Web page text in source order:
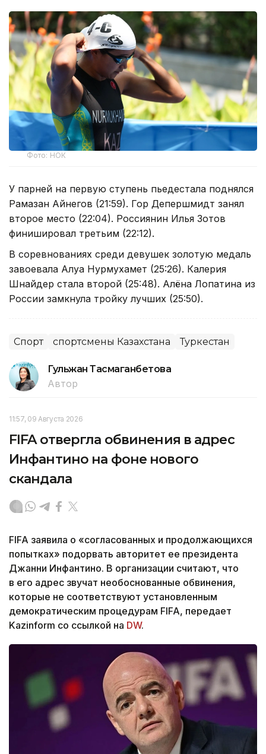
Фото: НОК
У парней на первую ступень пьедестала поднялся
Рамазан Айнегов (21:59). Гор Депершмидт занял
второе место (22:04). Россиянин Илья Зотов
финишировал третьим (22:12).
В соревнованиях среди девушек золотую медаль
завоевала Алуа Нурмухамет (25:26). Калерия
Шнайдер стала второй (25:48). Алёна Лопатина из
России замкнула тройку лучших (25:50).
Спорт спортсмены Казахстана Туркестан
Гульжан Тасмаганбетова
Автор
11:57, 09 Августа 2026
FIFA отвергла обвинения в адрес
Инфантино на фоне нового
скандала
FIFA заявила о «согласованных и продолжающихся
попытках» подорвать авторитет ее президента
Джанни Инфантино. В организации считают, что
в его адрес звучат необоснованные обвинения,
которые не соответствуют установленным
демократическим процедурам FIFA, передает
Kazinform со ссылкой на DW.